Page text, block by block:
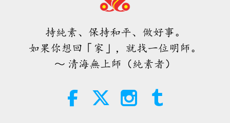
3:05
希望那些仍在沉睡，等待主耶穌的人
視台見到
焦點新聞 2026-08-08 927
3:40
四至六月（二集之一）
持純素、保持和平、做好事。
如果你想回「家」，就找一位明師。
～ 清海無上師（純素者）